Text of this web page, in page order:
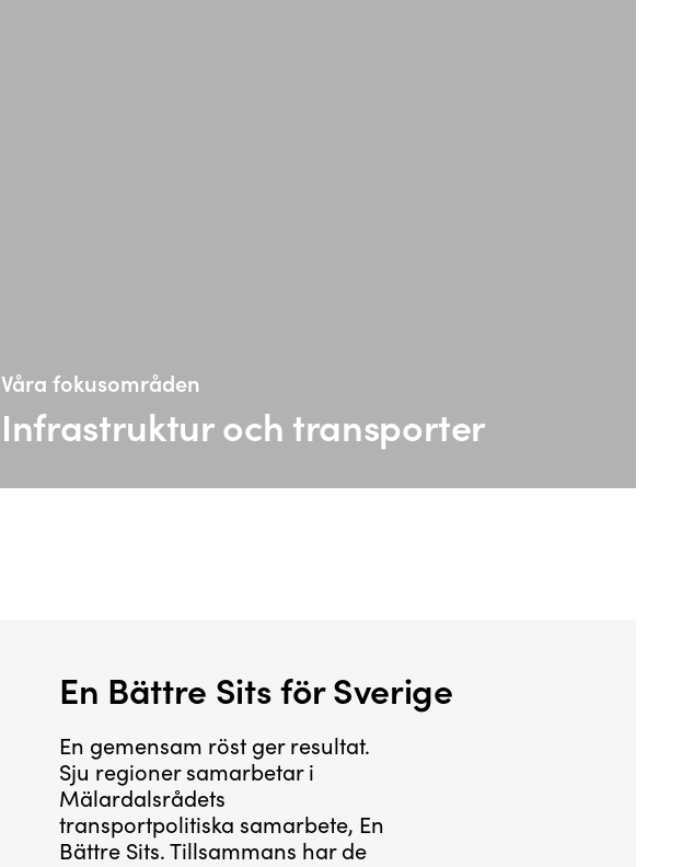
Våra fokusområden
Infrastruktur och transporter
En Bättre Sits för Sverige
En gemensam röst ger resultat.
Sju regioner samarbetar i
Mälardalsrådets
transportpolitiska samarbete, En
Bättre Sits. Tillsammans har de